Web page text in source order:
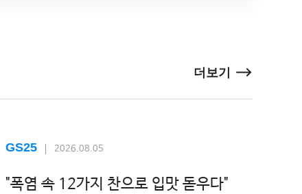
GS25 2026.08.05
"폭염 속 12가지 찬으로 입맛 돋우다"
더보기